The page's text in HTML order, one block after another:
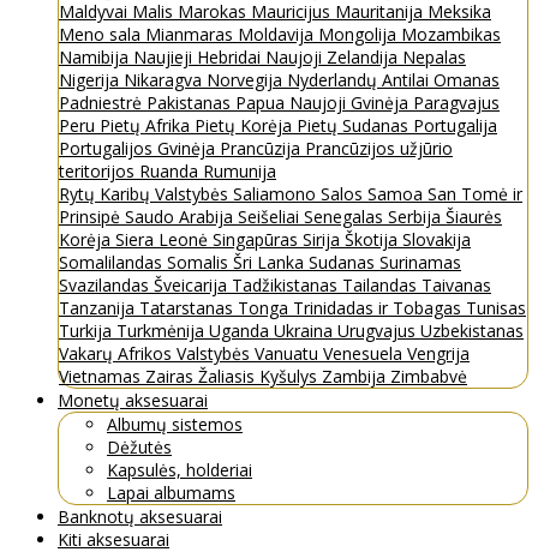
Maldyvai Malis Marokas Mauricijus Mauritanija Meksika
Meno sala Mianmaras Moldavija Mongolija Mozambikas
Namibija Naujieji Hebridai Naujoji Zelandija Nepalas
Nigerija Nikaragva Norvegija Nyderlandų Antilai Omanas
Padniestrė Pakistanas Papua Naujoji Gvinėja Paragvajus
Peru Pietų Afrika Pietų Korėja Pietų Sudanas Portugalija
Portugalijos Gvinėja Prancūzija Prancūzijos užjūrio
teritorijos Ruanda Rumunija
Rytų Karibų Valstybės Saliamono Salos Samoa San Tomė ir
Prinsipė Saudo Arabija Seišeliai Senegalas Serbija Šiaurės
Korėja Siera Leonė Singapūras Sirija Škotija Slovakija
Somalilandas Somalis Šri Lanka Sudanas Surinamas
Svazilandas Šveicarija Tadžikistanas Tailandas Taivanas
Tanzanija Tatarstanas Tonga Trinidadas ir Tobagas Tunisas
Turkija Turkmėnija Uganda Ukraina Urugvajus Uzbekistanas
Vakarų Afrikos Valstybės Vanuatu Venesuela Vengrija
Vietnamas Zairas Žaliasis Kyšulys Zambija Zimbabvė
Monetų aksesuarai
Albumų sistemos
Dėžutės
Kapsulės, holderiai
Lapai albumams
Banknotų aksesuarai
Kiti aksesuarai